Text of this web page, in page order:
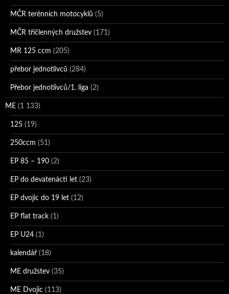
MČR terénních motocyklů (5)
MČR tříčlenných družstev (171)
MR 125 ccm (205)
přebor jednotlivců (284)
Přebor jednotlivců/1. liga (2)
ME (1 133)
125 (19)
250ccm (51)
EP 85 – 190 (2)
EP do devatenácti let (23)
EP dvojic do 19 let (12)
EP flat track (1)
EP U24 (1)
kalendář (18)
ME družstev (35)
ME Dvojic (113)